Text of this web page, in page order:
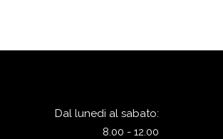
Dal lunedi al sabato:
8.00 - 12.00